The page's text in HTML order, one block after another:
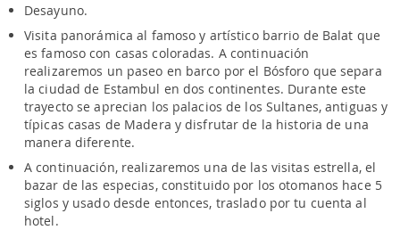
Desayuno.
Visita panorámica al famoso y artístico barrio de Balat que
es famoso con casas coloradas. A continuación
realizaremos un paseo en barco por el Bósforo que separa
la ciudad de Estambul en dos continentes. Durante este
trayecto se aprecian los palacios de los Sultanes, antiguas y
típicas casas de Madera y disfrutar de la historia de una
manera diferente.
A continuación, realizaremos una de las visitas estrella, el
bazar de las especias, constituido por los otomanos hace 5
siglos y usado desde entonces, traslado por tu cuenta al
hotel.